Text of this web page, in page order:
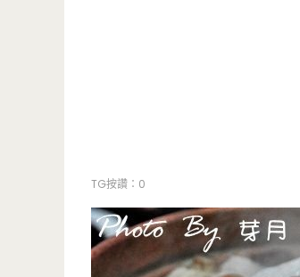
TG按讚：0